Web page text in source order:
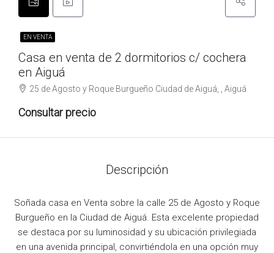
EN VENTA
Casa en venta de 2 dormitorios c/ cochera
en Aiguá
25 de Agosto y Roque Burgueño Ciudad de Aiguá, , Aiguá
Consultar precio
Descripción
Soñada casa en Venta sobre la calle 25 de Agosto y Roque
Burgueño en la Ciudad de Aiguá. Esta excelente propiedad
se destaca por su luminosidad y su ubicación privilegiada
en una avenida principal, convirtiéndola en una opción muy